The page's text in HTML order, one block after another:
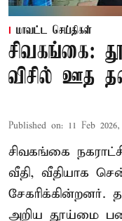
மாவட்ட செய்திகள்
சிவகங்கை:
விசில் ஊத
Published on: 11 Feb
சிவகங்கை
வீதி, வீதியாக
சேகரிக்கின்றனர்.
அறிய தூய்மை